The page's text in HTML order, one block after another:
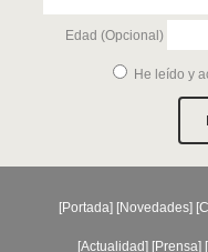
Edad (Opcional)
He leído y
[Portada] [Novedades] [
[Actualidad] [Prensa] [